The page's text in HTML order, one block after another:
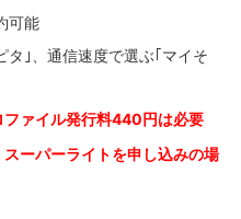
可能
タ｣、通信速度で選ぶ｢マイそ
ァイル発行料440円は必要
ーパーライトを申し込みの場